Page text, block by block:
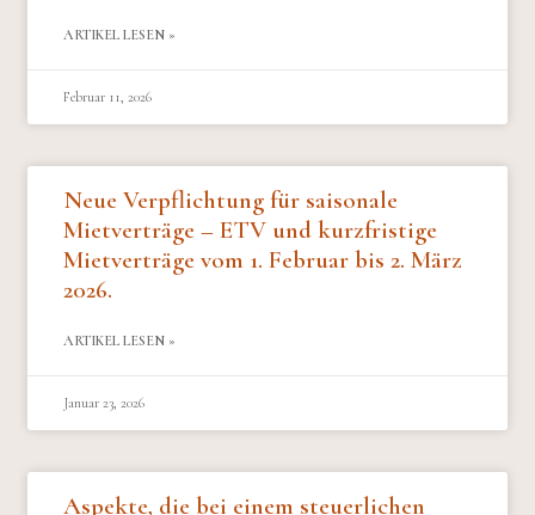
ARTIKEL LESEN »
Februar 11, 2026
Neue Verpflichtung für saisonale
Mietverträge – ETV und kurzfristige
Mietverträge vom 1. Februar bis 2. März
2026.
ARTIKEL LESEN »
Januar 23, 2026
Aspekte, die bei einem steuerlichen